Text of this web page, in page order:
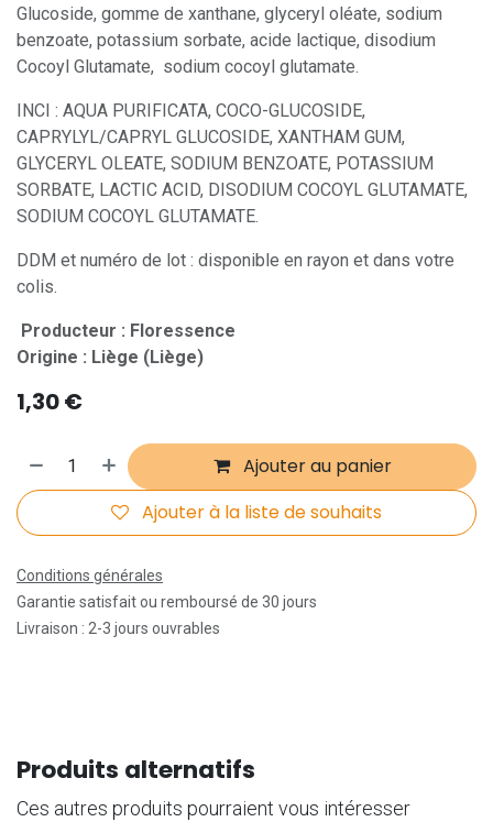
Glucoside, gomme de xanthane, glyceryl oléate, sodium
benzoate, potassium sorbate, acide lactique, disodium
Cocoyl Glutamate, sodium cocoyl glutamate.
INCI : AQUA PURIFICATA, COCO-GLUCOSIDE,
CAPRYLYL/CAPRYL GLUCOSIDE, XANTHAM GUM,
GLYCERYL OLEATE, SODIUM BENZOATE, POTASSIUM
SORBATE, LACTIC ACID, DISODIUM COCOYL GLUTAMATE,
SODIUM COCOYL GLUTAMATE.
DDM et numéro de lot : disponible en rayon et dans votre
colis.
Producteur : Floressence
Origine : Liège (Liège)
1,30€
Ajouter au panier
Ajouter à la liste de souhaits
Conditions générales
Garantie satisfait ou remboursé de 30 jours
Livraison : 2-3 jours ouvrables
Produits alternatifs
Ces autres produits pourraient vous intéresser